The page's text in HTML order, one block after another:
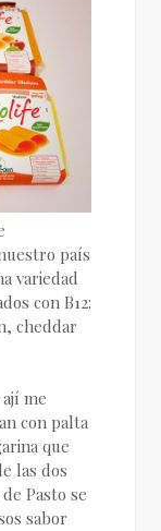
país
variedad
con B12:
cheddar
me
con palta
que
las dos
Pasto se
sabor